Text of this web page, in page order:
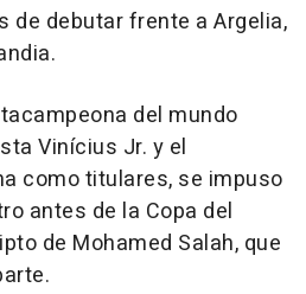
de debutar frente a Argelia,
del mundo
Vinícius Jr. y el
como titulares, se impuso
antes de la Copa del
de Mohamed Salah, que